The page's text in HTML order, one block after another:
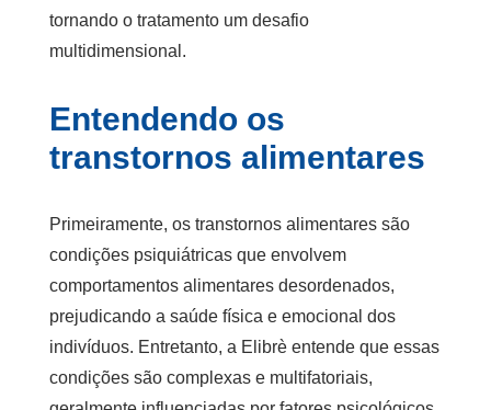
tornando o tratamento um desafio
multidimensional.
Entendendo os
transtornos alimentares
Primeiramente, os transtornos alimentares são
condições psiquiátricas que envolvem
comportamentos alimentares desordenados,
prejudicando a saúde física e emocional dos
indivíduos. Entretanto, a Elibrè entende que essas
condições são complexas e multifatoriais,